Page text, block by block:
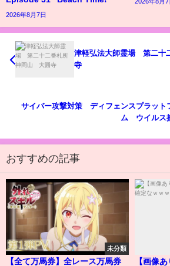
2026年8月7日
津軽弘法大師霊場 第二
寺
サイバー攻撃対策 ディフェンスプラット
ム ウイルス
おすすめの記事
未分類
【全て万馬券】全レース万馬券
【画像